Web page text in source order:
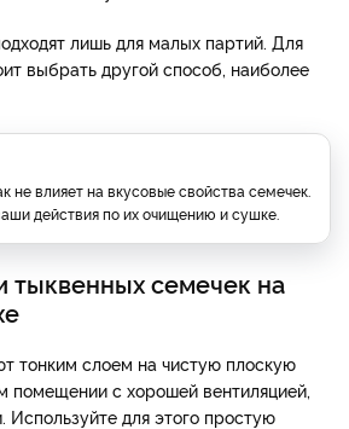
лишь для малых партий. Для
выбрать другой способ, наиболее
не влияет на вкусовые свойства семечек.
действия по их очищению и сушке.
тыквенных семечек на
тонким слоем на чистую плоскую
помещении с хорошей вентиляцией,
для этого простую